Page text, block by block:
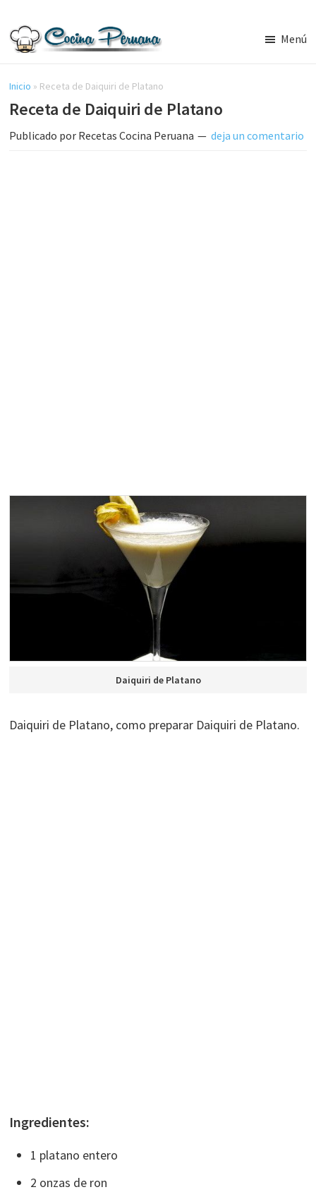
contenido
lateral
principal
Cocina
Peruana,
Recetas
de
Comida
Menú
Inicio » Receta de Daiquiri de Platano
Receta de Daiquiri de Platano
Publicado por Recetas Cocina Peruana deja un comentario
Daiquiri de Platano
Daiquiri de Platano, como preparar Daiquiri de Platano.
Ingredientes:
1 platano entero
2 onzas de ron